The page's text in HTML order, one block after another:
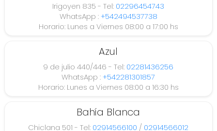
Irigoyen 835 - Tel: 02296454743
WhatsApp :+542494537738
Horario: Lunes a Viernes 08:00 a 17:00 hs
Azul
9 de julio 440/446 - Tel: 02281436256
WhatsApp :+542281301857
Horario: Lunes a Viernes 08:00 a 16:30 hs
Bahía Blanca
Chiclana 501 - Tel: 02914566100 / 02914566012